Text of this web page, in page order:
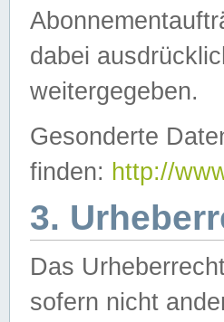
dabei
weitergegeben.
Gesonderte
finden: http://
3.
Das
sofern nicht